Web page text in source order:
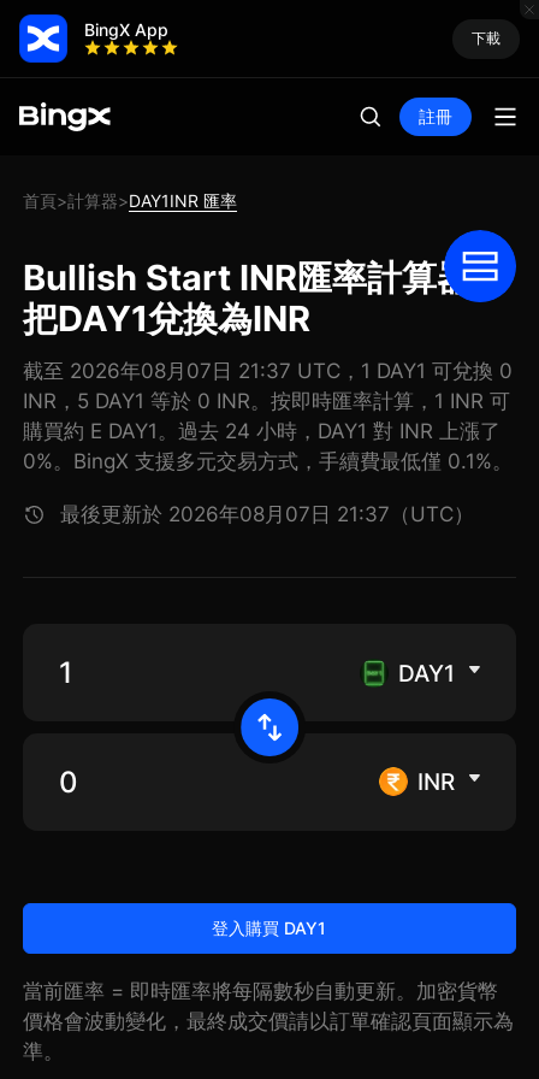
BingX App 下載
註冊
首頁>計算器>DAY1INR 匯率
Bullish Start INR匯率計算器:
把DAY1兌換為INR
截至 2026年08月07日 21:37 UTC，1 DAY1 可兌換 0
INR，5 DAY1 等於 0 INR。按即時匯率計算，1 INR 可
購買約 E DAY1。過去 24 小時，DAY1 對 INR 上漲了
0%。BingX 支援多元交易方式，手續費最低僅 0.1%。
最後更新於 2026年08月07日 21:37（UTC）
DAY1
INR
登入購買 DAY1
當前匯率 = 即時匯率將每隔數秒自動更新。加密貨幣
價格會波動變化，最終成交價請以訂單確認頁面顯示為
準。